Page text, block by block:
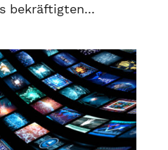
bekräftigten...